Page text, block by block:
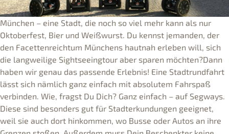
München – eine Stadt, die noch so viel mehr kann als nur
Oktoberfest, Bier und Weißwurst. Du kennst jemanden, der
den Facettenreichtum Münchens hautnah erleben will, sich
die langweilige Sightseeingtour aber sparen möchten?Dann
haben wir genau das passende Erlebnis! Eine Stadtrundfahrt
lässt sich nämlich ganz einfach mit absolutem Fahrspaß
verbinden. Wie, fragst Du Dich? Ganz einfach – auf Segways.
Diese sind besonders gut für Stadterkundungen geeignet,
weil sie auch dort hinkommen, wo Busse oder Autos an ihre